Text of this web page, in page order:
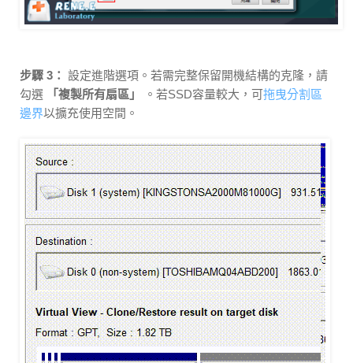
步驟 3： 設定進階選項。若需完整保留開機結構的克隆，請
勾選
「複製所有扇區」 。若SSD容量較大，可拖曳分割區
邊界以擴充使用空間。